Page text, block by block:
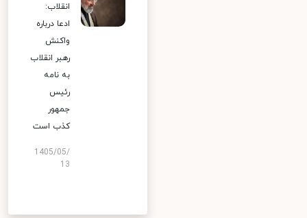
انقلاب:
ادعا درباره
واکنش
رهبر انقلاب
به نامه
رئیس
جمهور
کذب است
1405/05/
13